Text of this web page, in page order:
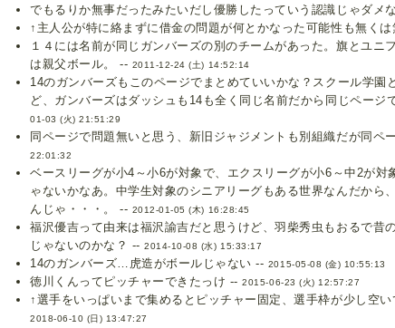
でもるりか無事だったみたいだし優勝したっていう認識じゃダメ
↑主人公が特に絡まずに借金の問題が何とかなった可能性も無く
１４には名前が同じガンバーズの別のチームがあった。旗とユニ
は親父ボール。 -- 2011-12-24 (土) 14:52:14
14のガンバーズもこのページでまとめていいかな？スクール学園
ど、ガンバーズはダッシュも14も全く同じ名前だから同じページ
01-03 (火) 21:51:29
同ページで問題無いと思う、新旧ジャジメントも別組織だが同ペ
22:01:32
ベースリーグが小4～小6が対象で、エクスリーグが小6～中2が対
ゃないかなあ。中学生対象のシニアリーグもある世界なんだから
んじゃ・・・。 -- 2012-01-05 (木) 16:28:45
福沢優吉って由来は福沢諭吉だと思うけど、羽柴秀虫もおるで昔
じゃないのかな？ --2014-10-08 (水) 15:33:17
14のガンバーズ…虎造がボールじゃない -- 2015-05-08 (金) 10:55:13
徳川くんってピッチャーできたっけ --2015-06-23 (火) 12:57:27
↑選手をいっぱいまで集めるとピッチャー固定、選手枠が少し空
2018-06-10 (日) 13:47:27